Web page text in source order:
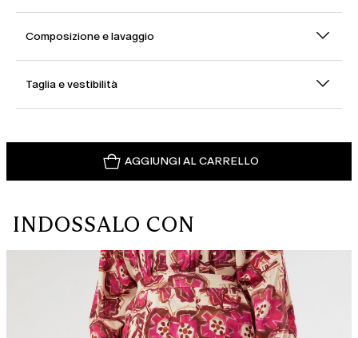
Composizione e lavaggio
Taglia e vestibilità
AGGIUNGI AL CARRELLO
INDOSSALO CON